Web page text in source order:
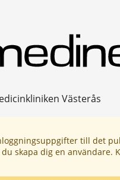
Västerås
till det
skapa dig en användare.